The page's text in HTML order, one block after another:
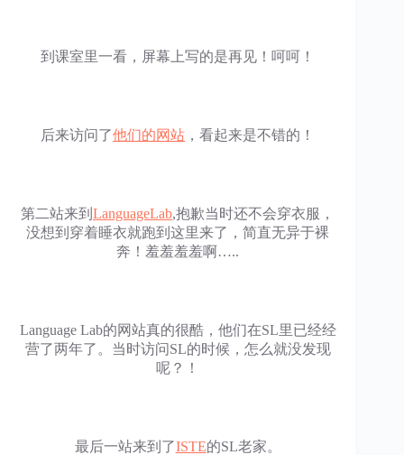
到课室里一看，屏幕上写的是再见！呵呵！
后来访问了他们的网站 ，看起来是不错的！
第二站来到LanguageLab,抱歉当时还不会穿衣服，
没想到穿着睡衣就跑到这里来了，简直无异于裸
奔！羞羞羞羞啊…..
Language Lab的网站真的很酷，他们在SL里已经经
营了两年了。当时访问SL的时候，怎么就没发现
呢？！
最后一站来到了ISTE的SL老家。